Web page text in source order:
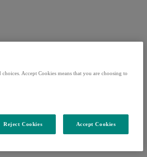
Accept Cookies means that you are choosing to
Reject Cookies Accept Cookies